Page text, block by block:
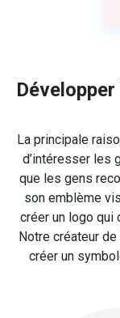
La principale
d’intéresser les
que les gens
son emblème
créer un logo qui
Notre créateur
créer un